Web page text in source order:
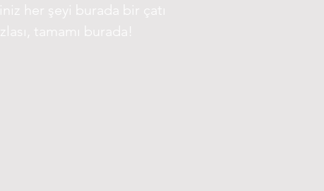
her şeyi burada bir çatı
tamamı burada!